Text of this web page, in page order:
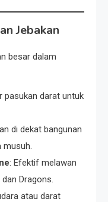
Jebakan
besar dalam
pasukan darat untuk
di dekat bangunan
: Efektif melawan
Dragons.
atau darat